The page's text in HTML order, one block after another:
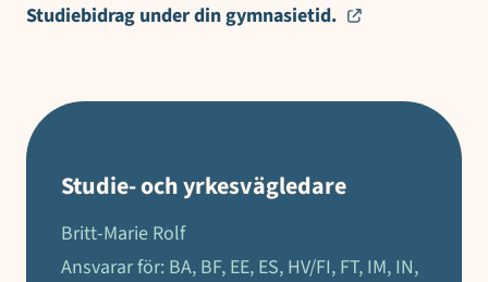
Studiebidrag under din gymnasietid.
Studie- och yrkesvägledare
Britt-Marie Rolf
Ansvarar för: BA, BF, EE, ES, HV/FI, FT, IM, IN,